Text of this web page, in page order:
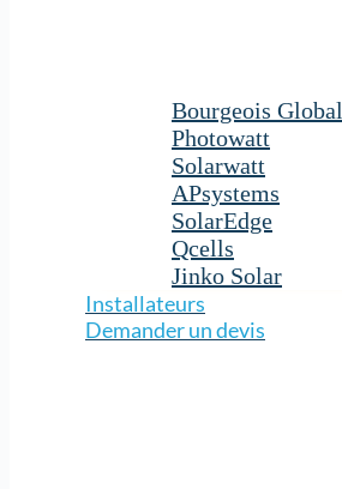
Bourgeois Global
Photowatt
Solarwatt
APsystems
SolarEdge
Qcells
Jinko Solar
Installateurs
Demander un devis